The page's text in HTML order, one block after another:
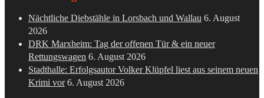
Nächtliche Diebstähle in Lorsbach und Wallau 6. August
2026
DRK Marxheim: Tag der offenen Tür & ein neuer
Rettungswagen 6. August 2026
Stadthalle: Erfolgsautor Volker Klüpfel liest aus seinem neuen
Krimi vor 6. August 2026